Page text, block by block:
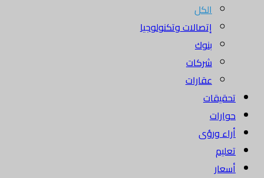
الكل
إتصالات وتكنولوجيا
بنوك
شركات
عقارات
تحقيقات
حوارات
أراء ورؤى
تعليم
أسعار